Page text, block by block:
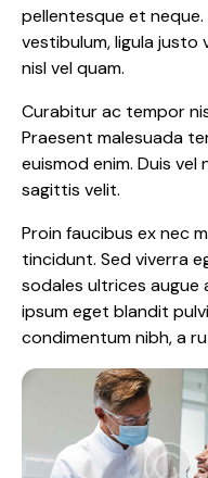
pellentesque et
vestibulum, ligula justo
nisl vel quam.
Curabitur ac tempor
Praesent malesuada
euismod enim. Duis
sagittis velit.
Proin faucibus ex nec
tincidunt. Sed viverra
sodales ultrices augue
ipsum eget blandit
condimentum nibh, a